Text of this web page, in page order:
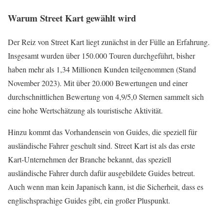
Warum Street Kart gewählt wird
Der Reiz von Street Kart liegt zunächst in der Fülle an Erfahrung.
Insgesamt wurden über 150.000 Touren durchgeführt, bisher
haben mehr als 1,34 Millionen Kunden teilgenommen (Stand
November 2023). Mit über 20.000 Bewertungen und einer
durchschnittlichen Bewertung von 4,9/5,0 Sternen sammelt sich
eine hohe Wertschätzung als touristische Aktivität.
Hinzu kommt das Vorhandensein von Guides, die speziell für
ausländische Fahrer geschult sind. Street Kart ist als das erste
Kart-Unternehmen der Branche bekannt, das speziell
ausländische Fahrer durch dafür ausgebildete Guides betreut.
Auch wenn man kein Japanisch kann, ist die Sicherheit, dass es
englischsprachige Guides gibt, ein großer Pluspunkt.